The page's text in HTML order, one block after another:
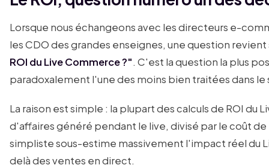
Lorsque nous échangeons avec les directeurs e-
les CDO des grandes enseignes, une question
ROI du Live Commerce ?". C'est la question la plus
paradoxalement l'une des moins bien traitées dans le
La raison est simple : la plupart des calculs de ROI du
d'affaires généré pendant le live, divisé par le coût
simpliste sous-estime massivement l'impact réel du
delà des ventes en direct.